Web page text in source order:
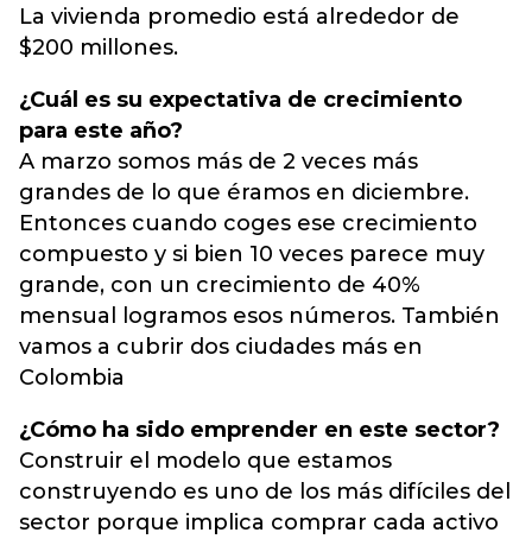
La vivienda promedio está alrededor de
$200 millones.
¿Cuál es su expectativa de crecimiento
para este año?
A marzo somos más de 2 veces más
grandes de lo que éramos en diciembre.
Entonces cuando coges ese crecimiento
compuesto y si bien 10 veces parece muy
grande, con un crecimiento de 40%
mensual logramos esos números. También
vamos a cubrir dos ciudades más en
Colombia
¿Cómo ha sido emprender en este sector?
Construir el modelo que estamos
construyendo es uno de los más difíciles del
sector porque implica comprar cada activo